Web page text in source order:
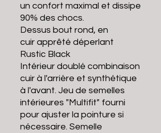
un confort maximal et dissipe
90% des chocs.
Dessus bout rond, en
cuir apprêté déperlant
Rustic Black
Intérieur doublé combinaison
cuir à l'arrière et synthétique
à l'avant. Jeu de semelles
intérieures "Multifit" fourni
pour ajuster la pointure si
nécessaire. Semelle